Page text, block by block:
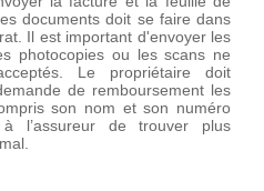
documents doit se faire dans
Il est important d'envoyer les
photocopies ou les scans ne
Le propriétaire doit
de remboursement les
son nom et son numéro
à l’assureur de trouver plus